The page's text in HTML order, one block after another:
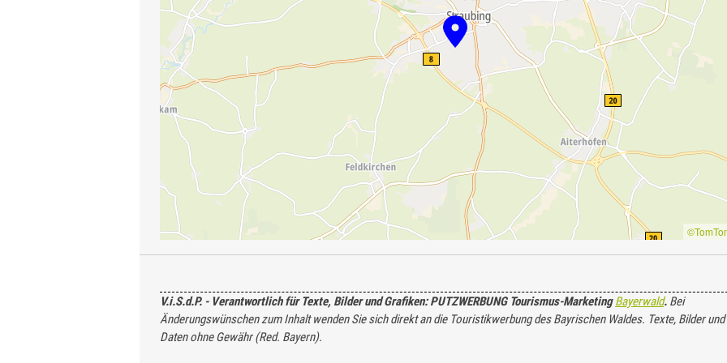
V.i.S.d.P. - Verantwortlich für Texte, Bilder und Grafiken: PUTZWERBUNG Tourismus-MarketingBayerwald. Bei
Änderungswünschen zum Inhalt wenden Sie sich direkt an die Touristikwerbung des Bayrischen Waldes. Texte, Bilder und
Daten ohne Gewähr (Red. Bayern).